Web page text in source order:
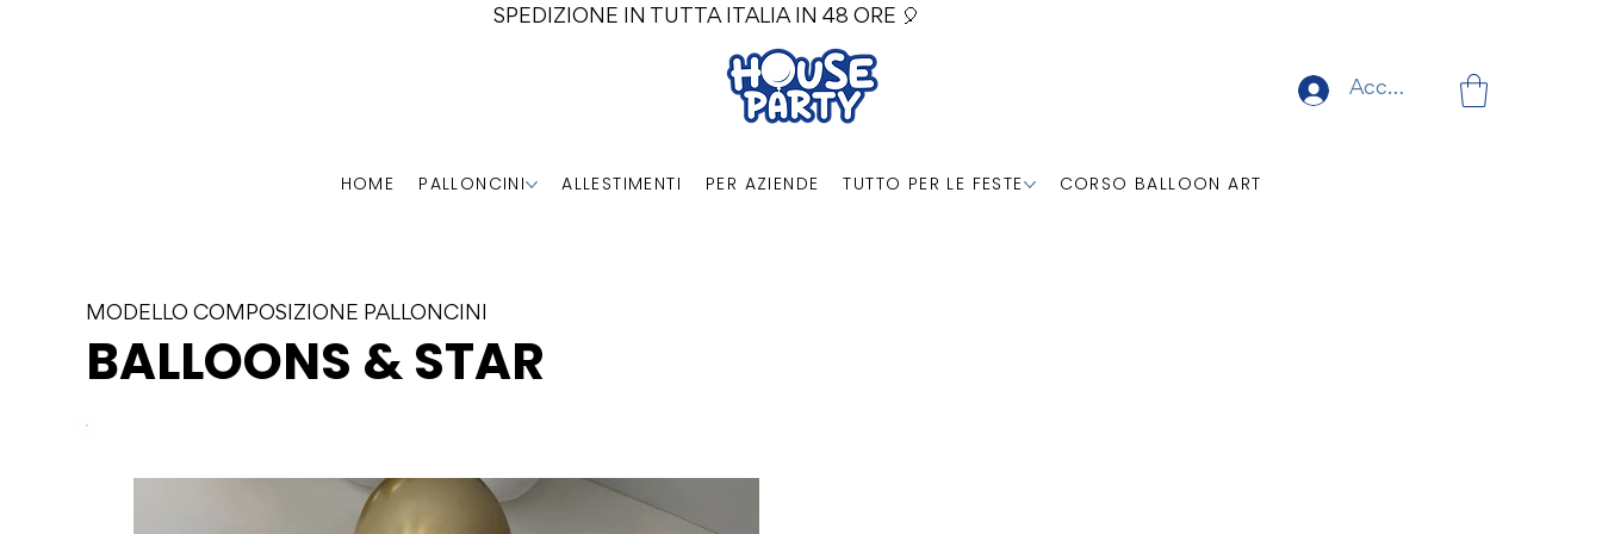
SPEDIZIONE IN TUTTA ITALIA IN 48 ORE 🎈
Accedi
HOME PALLONCINI ALLESTIMENTI PER AZIENDE TUTTO PER LE FESTE CORSO BALLOON ART
MODELLO COMPOSIZIONE PALLONCINI
BALLOONS & STAR